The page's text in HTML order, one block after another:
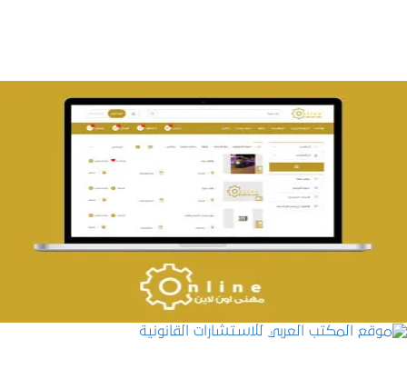
تصميم حراج مهنى
التفاصيل